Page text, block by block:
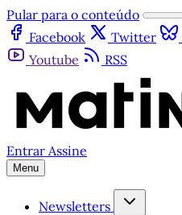
Pular para o conteúdo
Facebook
Twitter
Youtube
RSS
Entrar Assine
Menu
Newsletters